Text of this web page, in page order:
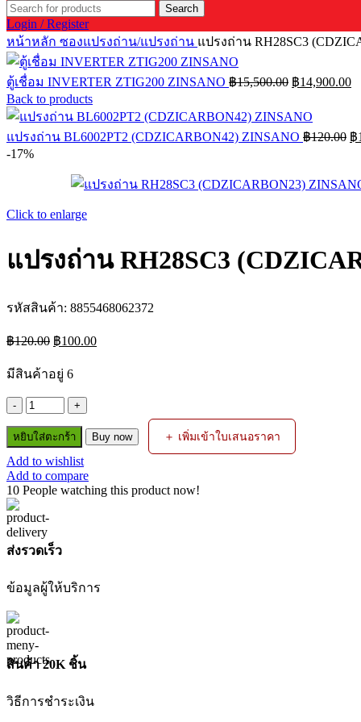
Search
Login / Register
หน้าหลัก ซองแปรงถ่าน/แปรงถ่าน แปรงถ่าน RH28SC3
ตู้เชื่อม INVERTER ZTIG200 ZINSANO ฿15,500.00 Original
price
฿15,500.00.
฿14,900.00
Back to products
แปรงถ่าน BL6002PT2 (CDZICARBON42) ZINSANO ฿120.00
฿
฿
-17%
Click to enlarge
แปรงถ่าน RH28SC3
รหัสสินค้า: 8855468062372
฿120.00 Original
price
was:
฿120.00.
฿100.00Current
price
มีสินค้าอยู่ 6
จำนวน
แปรง
ถ่าน
RH28SC3
(CDZICARBON23)
ZINSANO
ชิ้น
หยิบใส่ตะกร้า Buy now ＋ เพิ่มเข้าใบเสนอราคา
Add to wishlist
Add to compare
10 People watching this product now!
ส่งรวดเร็ว
ข้อมูลผู้ให้บริการ
สินค้า 20K ชิ้น
วิธีการชำระเงิน